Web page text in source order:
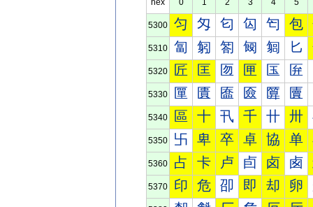
hex 0 1 2 3 4 5
5300 匀 匁 匂 匃 匄 包
5310 匐 匑 匒 匓 匔 匕
5320 匠 匡 匢 匣 匤 匥
5330 匰 匱 匲 匳 匴 匵
5340 區 十 卂 千 卄 卅
5350 卐 卑 卒 卓 協 单
5360 占 卡 卢 卣 卤 卥
5370 印 危 卲 即 却 卵